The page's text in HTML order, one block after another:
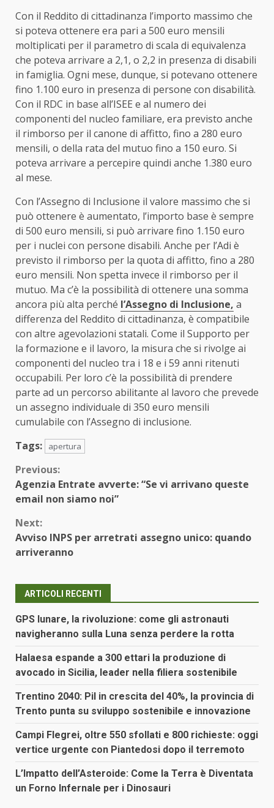
Con il Reddito di cittadinanza l’importo massimo che
si poteva ottenere era pari a 500 euro mensili
moltiplicati per il parametro di scala di equivalenza
che poteva arrivare a 2,1, o 2,2 in presenza di disabili
in famiglia. Ogni mese, dunque, si potevano ottenere
fino 1.100 euro in presenza di persone con disabilità.
Con il RDC in base all’ISEE e al numero dei
componenti del nucleo familiare, era previsto anche
il rimborso per il canone di affitto, fino a 280 euro
mensili, o della rata del mutuo fino a 150 euro. Si
poteva arrivare a percepire quindi anche 1.380 euro
al mese.
Con l’Assegno di Inclusione il valore massimo che si
può ottenere è aumentato, l’importo base è sempre
di 500 euro mensili, si può arrivare fino 1.150 euro
per i nuclei con persone disabili. Anche per l’Adi è
previsto il rimborso per la quota di affitto, fino a 280
euro mensili. Non spetta invece il rimborso per il
mutuo. Ma c’è la possibilità di ottenere una somma
ancora più alta perché l’Assegno di Inclusione, a
differenza del Reddito di cittadinanza, è compatibile
con altre agevolazioni statali. Come il Supporto per
la formazione e il lavoro, la misura che si rivolge ai
componenti del nucleo tra i 18 e i 59 anni ritenuti
occupabili. Per loro c’è la possibilità di prendere
parte ad un percorso abilitante al lavoro che prevede
un assegno individuale di 350 euro mensili
cumulabile con l’Assegno di inclusione.
Tags:
apertura
Continue
Reading
Previous:
Agenzia Entrate avverte: “Se vi arrivano queste
email non siamo noi”
Next:
Avviso INPS per arretrati assegno unico: quando
arriveranno
ARTICOLI RECENTI
GPS lunare, la rivoluzione: come gli astronauti
navigheranno sulla Luna senza perdere la rotta
Halaesa espande a 300 ettari la produzione di
avocado in Sicilia, leader nella filiera sostenibile
Trentino 2040: Pil in crescita del 40%, la provincia di
Trento punta su sviluppo sostenibile e innovazione
Campi Flegrei, oltre 550 sfollati e 800 richieste: oggi
vertice urgente con Piantedosi dopo il terremoto
L’Impatto dell’Asteroide: Come la Terra è Diventata
un Forno Infernale per i Dinosauri